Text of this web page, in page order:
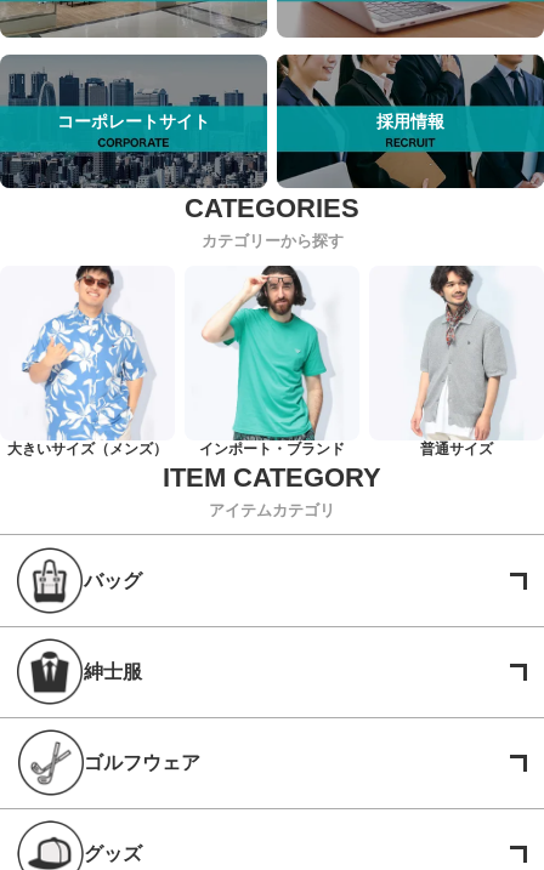
コーポレートサイト 採用情報
カテゴリーから探す
大きいサイズ（メンズ） インポート・ブランド 普通サイズ
アイテムカテゴリ
バッグ
紳士服
ゴルフウェア
グッズ